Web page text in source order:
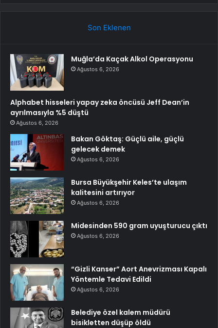
Son Eklenen
Muğla’da Kaçak Alkol Operasyonu
Ağustos 6, 2026
Alphabet hisseleri yapay zeka öncüsü Jeff Dean’in
ayrılmasıyla %5 düştü
Ağustos 6, 2026
Bakan Göktaş: Güçlü aile, güçlü
gelecek demek
Ağustos 6, 2026
Bursa Büyükşehir Keles’te ulaşım
kalitesini artırıyor
Ağustos 6, 2026
Midesinden 590 gram uyuşturucu çıktı
Ağustos 6, 2026
“Gizli Kanser” Aort Anevrizması Kapalı
Yöntemle Tedavi Edildi
Ağustos 6, 2026
Belediye özel kalem müdürü
bisikletten düşüp öldü